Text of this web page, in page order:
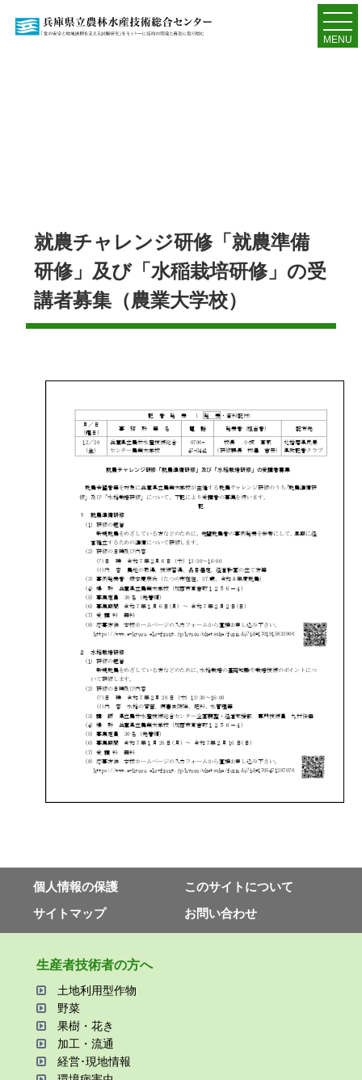
MENU
就農チャレンジ研修「就農準備
研修」及び「水稲栽培研修」の受
講者募集（農業大学校）
個⼈情報の保護
このサイトについて
サイトマップ
お問い合わせ
⽣産者技術者の⽅へ
⼟地利⽤型作物
野菜
果樹・花き
加⼯・流通
経営･現地情報